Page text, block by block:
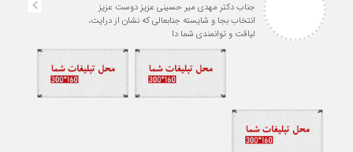
جناب دکتر مهدی میر حسینی عزیز دوست عزیز
انتخاب بجا و شایسته جنابعالی که نشان از درایت،
لیاقت و توانمندی شما دا